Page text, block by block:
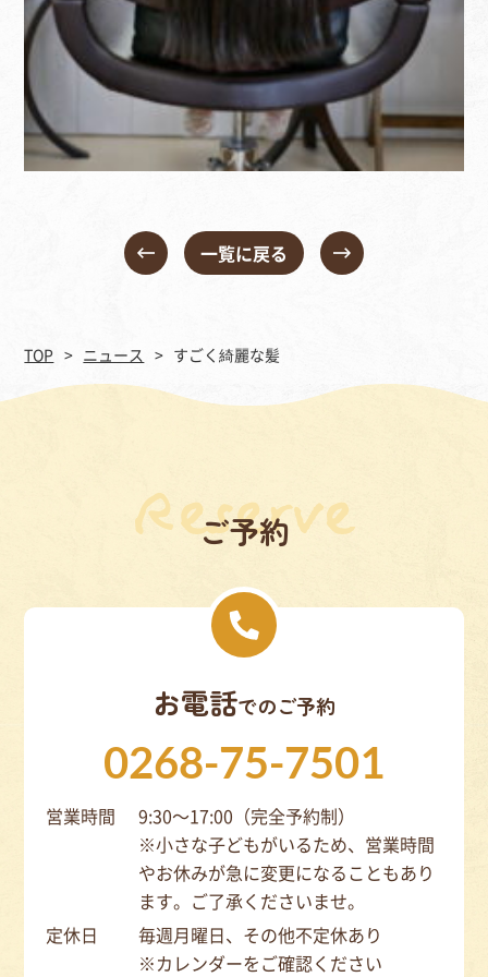
一覧に戻る
TOP ニュース すごく綺麗な髪
ご予約
お電話でのご予約
0268-75-7501
営業時間
9:30～17:00（完全予約制）
※小さな子どもがいるため、営業時間
やお休みが急に変更になることもあり
ます。ご了承くださいませ。
定休日
毎週月曜日、その他不定休あり
※カレンダーをご確認ください